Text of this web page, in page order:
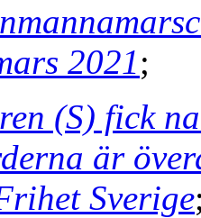
2021;
(S) fick
är
Sverige